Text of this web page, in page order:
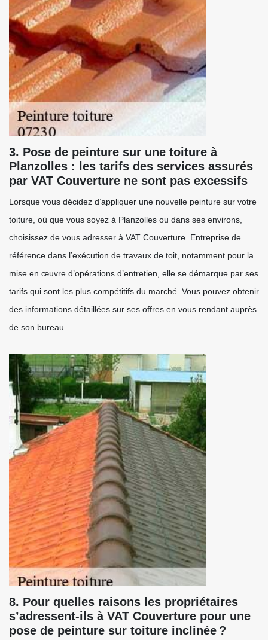
3. Pose de peinture sur une toiture à
Planzolles : les tarifs des services assurés
par VAT Couverture ne sont pas excessifs
Lorsque vous décidez d’appliquer une nouvelle peinture sur votre
toiture, où que vous soyez à Planzolles ou dans ses environs,
choisissez de vous adresser à VAT Couverture. Entreprise de
référence dans l’exécution de travaux de toit, notamment pour la
mise en œuvre d’opérations d’entretien, elle se démarque par ses
tarifs qui sont les plus compétitifs du marché. Vous pouvez obtenir
des informations détaillées sur ses offres en vous rendant auprès
de son bureau.
8. Pour quelles raisons les propriétaires
s’adressent-ils à VAT Couverture pour une
pose de peinture sur toiture inclinée ?